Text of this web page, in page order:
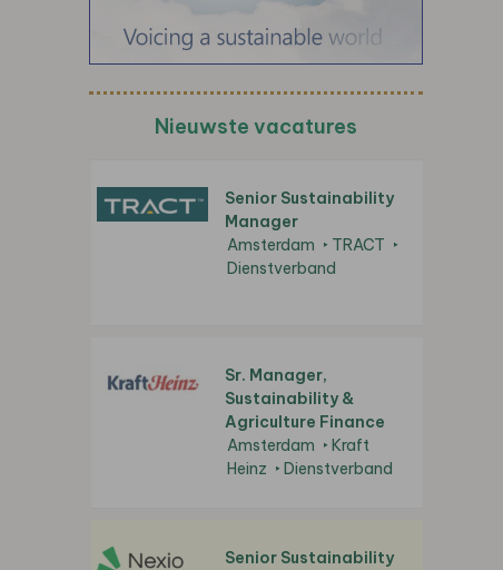
Nieuwste vacatures
Senior Sustainability
Manager
Amsterdam
TRACT
Dienstverband
Sr. Manager,
Sustainability &
Agriculture Finance
Amsterdam
Kraft
Heinz
Dienstverband
Senior Sustainability